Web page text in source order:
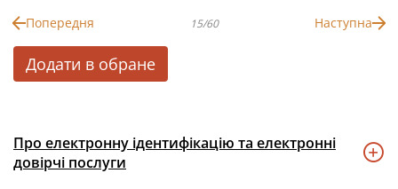
Попередня 15/60 Наступна
Додати в обране
Про електронну ідентифікацію та електронні
довірчі послуги